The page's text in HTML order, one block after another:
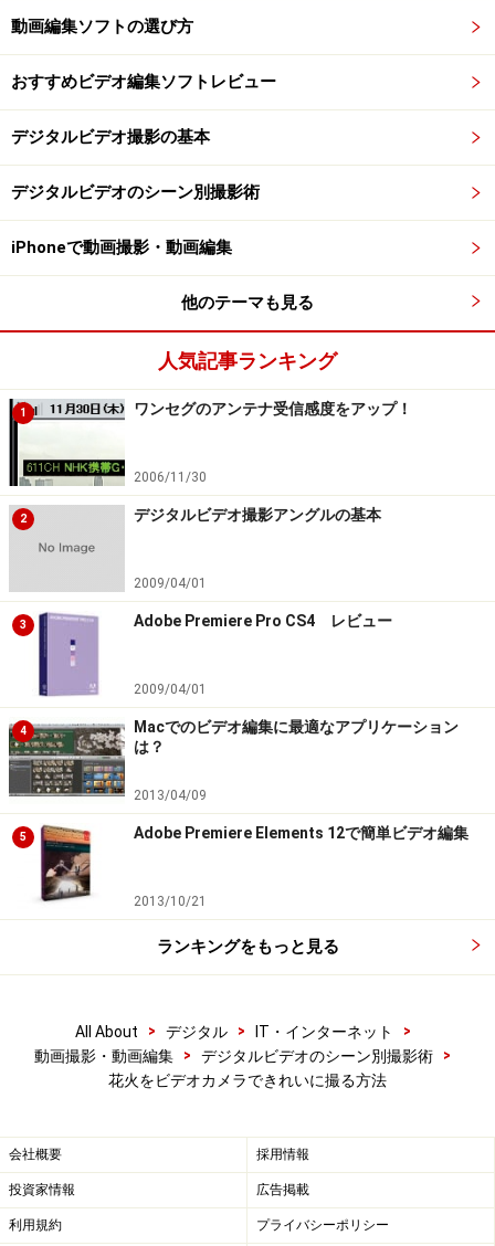
単に入手できるので、利用して下さい。
また、友人のカメラマンが花火のサイトを運営している
撮影テクニックなども満載です。
花火撮影の設定テクニック
ビデオカメラで花火を撮影する場合、一眼レフカメラで
撮影するほどの高度なテクニックは必要ありません。自
を選択すれば大丈夫です。なお、ビデオカメラによって
は、花火撮影のためのモードを搭載したものがあるの
で、その場合はそれを利用してください。
ここでは、筆者愛用のビデオカメラ、キヤノンの「iVIS
HF R52
」を利用して解説します。もちろん、他の機種、
他のメーカーのビデオカメラでも、同じような設定を選
択すれば大丈夫です。
今回の設定はキヤノンの「iVIS HF R52」
●花火モード、夜景モードに設定する
現在のビデオカメラには、撮影シーンが選択できる機能
が搭載されています。ここでは、花火撮影用のモードが
あればそれを選択し、ない場合は夜景がきれいに撮れる
「夜景」モードを選択して下さい。夜景モードもない場
花火モードがある場合は、設定はこれだけです。ただ
し、ズームの設定には注意が必要です。
花火モードを選択する。画面は「HF R52」のシーンモード
で、「打ち上げ花火」を選択したところ
動画編集ソフトの選び方
おすすめビデオ編集ソフトレビュー
デジタルビデオ撮影の基本
デジタルビデオのシーン別撮影術
iPhoneで動画撮影・動画編集
他のテーマも見る
人気記事ランキング
1 ワンセグのアンテナ受信感度をアップ！
2006/11/30
2 デジタルビデオ撮影アングルの基本
2009/04/01
3 Adobe Premiere Pro CS4 レビュー
2009/04/01
4
Macでのビデオ編集に最適なアプリケーション
は？
2013/04/09
5 Adobe Premiere Elements 12で簡単ビデオ編集
2013/10/21
ランキングをもっと見る
All About > デジタル > IT・インターネット
>
動画撮影・動画編集
> デジタルビデオのシーン別撮影術
>
花火をビデオカメラできれいに撮る方法
会社概要 採用情報
投資家情報 広告掲載
利用規約 プライバシーポリシー